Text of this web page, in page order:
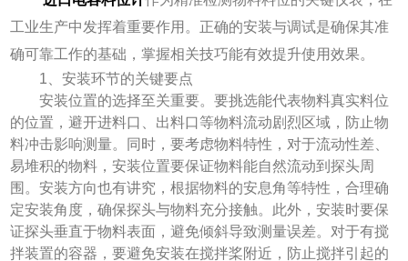
工业生产中发挥着重要作用。正确的安装与调试是确保其准
确可靠工作的基础，掌握相关技巧能有效提升使用效果。
​​1、安装环节的关键要点​​
安装位置的选择至关重要。要挑选能代表物料真实料位
的位置，避开进料口、出料口等物料流动剧烈区域，防止物
料冲击影响测量。同时，要考虑物料特性，对于流动性差、
易堆积的物料，安装位置要保证物料能自然流动到探头周
围。安装方向也有讲究，根据物料的安息角等特性，合理确
定安装角度，确保探头与物料充分接触。此外，安装时要保
证探头垂直于物料表面，避免倾斜导致测量误差。对于有搅
拌装置的容器，要避免安装在搅拌桨附近，防止搅拌引起的